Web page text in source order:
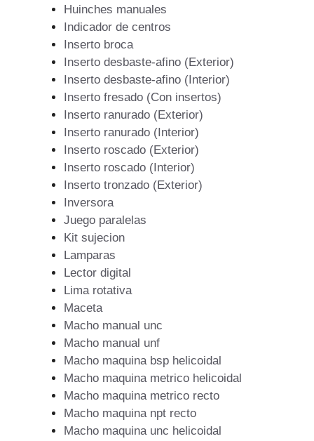
Huinches manuales
Indicador de centros
Inserto broca
Inserto desbaste-afino (Exterior)
Inserto desbaste-afino (Interior)
Inserto fresado (Con insertos)
Inserto ranurado (Exterior)
Inserto ranurado (Interior)
Inserto roscado (Exterior)
Inserto roscado (Interior)
Inserto tronzado (Exterior)
Inversora
Juego paralelas
Kit sujecion
Lamparas
Lector digital
Lima rotativa
Maceta
Macho manual unc
Macho manual unf
Macho maquina bsp helicoidal
Macho maquina metrico helicoidal
Macho maquina metrico recto
Macho maquina npt recto
Macho maquina unc helicoidal